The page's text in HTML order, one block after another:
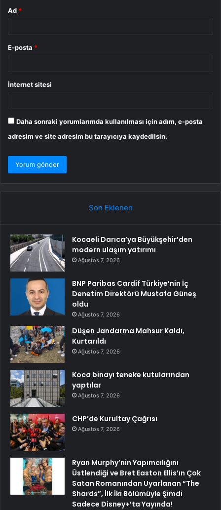
Ad *
E-posta *
İnternet sitesi
Daha sonraki yorumlarımda kullanılması için adım, e-posta
adresim ve site adresim bu tarayıcıya kaydedilsin.
Son Eklenen
Kocaeli Darıca’ya Büyükşehir’den
modern ulaşım yatırımı
Ağustos 7, 2026
BNP Paribas Cardif Türkiye’nin İç
Denetim Direktörü Mustafa Güneş
oldu
Ağustos 7, 2026
Düşen Jandarma Mahsur Kaldı,
Kurtarıldı
Ağustos 7, 2026
Koca binayı teneke kutularından
yaptılar
Ağustos 7, 2026
CHP’de Kurultay Çağrısı
Ağustos 7, 2026
Ryan Murphy’nin Yapımcılığını
Üstlendiği ve Bret Easton Ellis’ın Çok
Satan Romanından Uyarlanan “The
Shards”, İlk İki Bölümüyle Şimdi
Sadece Disney+’ta Yayında!